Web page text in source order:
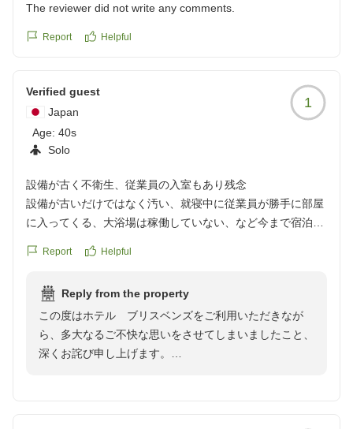
The reviewer did not write any comments.
Report Helpful
Verified guest
Japan
Age: 40s
Solo
1
設備が古く不衛生、従業員の入室もあり残念
設備が古いだけではなく汚い、就寝中に従業員が勝手に部屋
に入ってくる、大浴場は稼働していない、など今まで宿泊し
クチコミの詳細はこちらから
reviewId=33123478369389
Report Helpful
Reply from the property
この度はホテル ブリスベンズをご利用いただきなが
ら、多大なるご不快な思いをさせてしまいましたこと、
深くお詫び申し上げます。